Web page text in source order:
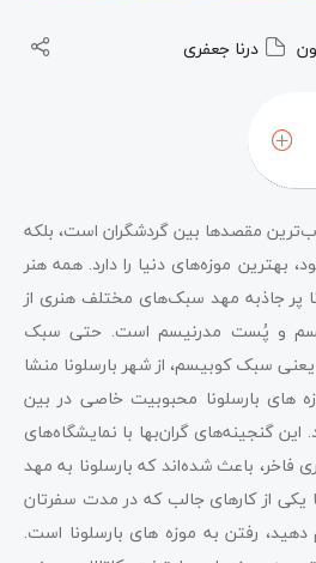
درنا جعفری
مقصدها بین گردشگران است، بلکه
بهترین موزه‌های دنیا را دارد. همه هنر
پر جاذبه مهد سبک‌های مختلف هنری از
و پُست مدرنیسم است. حتی سبک
سبک کوبیسم، از شهر بارسلونا منشا
های بارسلونا محبوبیت خاصی در بین
این گنجینه‌های گران‌بها با نمایشگاه‌های
فاخر، باعث شده‌اند که بارسلونا به مهد
یکی از کارهای جالب که در مدت سفرتان
رفتن به موزه های بارسلونا است.